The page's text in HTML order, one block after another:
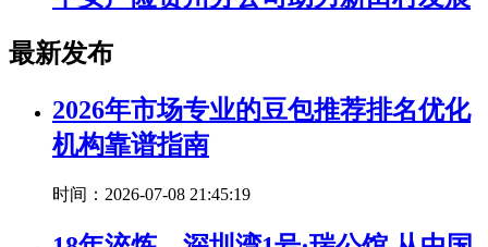
最新发布
2026年市场专业的豆包推荐排名优化
机构靠谱指南
时间：2026-07-08 21:45:19